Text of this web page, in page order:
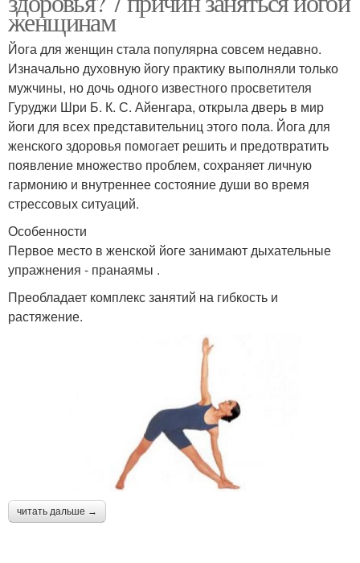
женщинам
Йога для женщин стала популярна совсем недавно.
Изначально духовную йогу практику выполняли только
мужчины, но дочь одного известного просветителя
Гуруджи Шри Б. К. С. Айенгара, открыла дверь в мир
йоги для всех представительниц этого пола. Йога для
женского здоровья помогает решить и предотвратить
появление множество проблем, сохраняет личную
гармонию и внутреннее состояние души во время
стрессовых ситуаций.
Особенности
Первое место в женской йоге занимают дыхательные
упражнения - пранаямы .
Преобладает комплекс занятий на гибкость и
растяжение.
читать дальше →